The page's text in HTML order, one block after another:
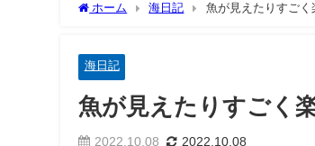
ホーム 海日記 魚が見えたりすごく
海日記
魚が見えたりすごく
2022.10.08 2022.10.08